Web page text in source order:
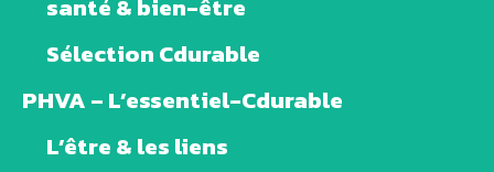
santé & bien-être
Sélection Cdurable
PHVA – L’essentiel-Cdurable
L’être & les liens